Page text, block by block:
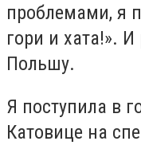
проблемами, я
гори и хата!».
Польшу.
Я поступила в
Катовице на